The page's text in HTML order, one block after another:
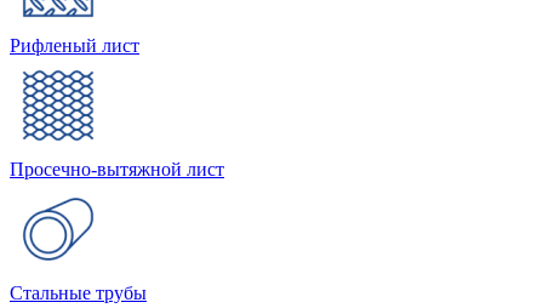
Рифленый лист
Просечно-вытяжной лист
Стальные трубы